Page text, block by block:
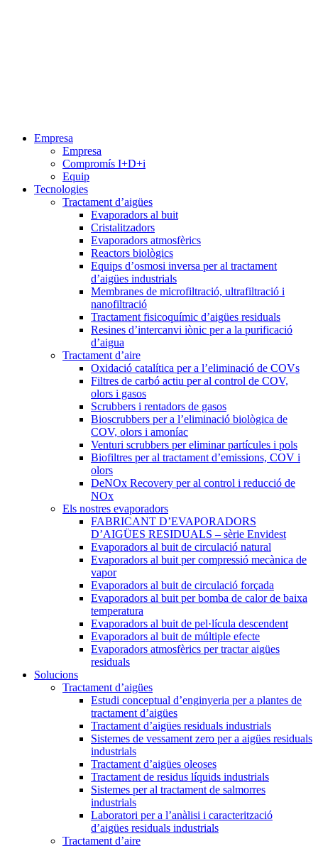
Empresa
Empresa
Compromís I+D+i
Equip
Tecnologies
Tractament d’aigües
Evaporadors al buit
Cristalitzadors
Evaporadors atmosfèrics
Reactors biològics
Equips d’osmosi inversa per al tractament
d’aigües industrials
Membranes de microfiltració, ultrafiltració i
nanofiltració
Tractament fisicoquímic d’aigües residuals
Resines d’intercanvi iònic per a la purificació
d’aigua
Tractament d’aire
Oxidació catalítica per a l’eliminació de COVs
Filtres de carbó actiu per al control de COV,
olors i gasos
Scrubbers i rentadors de gasos
Bioscrubbers per a l’eliminació biològica de
COV, olors i amoníac
Venturi scrubbers per eliminar partícules i pols
Biofiltres per al tractament d’emissions, COV i
olors
DeNOx Recovery per al control i reducció de
NOx
Els nostres evaporadors
FABRICANT D’EVAPORADORS
D’AIGÜES RESIDUALS – sèrie Envidest
Evaporadors al buit de circulació natural
Evaporadors al buit per compressió mecànica de
vapor
Evaporadors al buit de circulació forçada
Evaporadors al buit per bomba de calor de baixa
temperatura
Evaporadors al buit de pel·lícula descendent
Evaporadors al buit de múltiple efecte
Evaporadors atmosfèrics per tractar aigües
residuals
Solucions
Tractament d’aigües
Estudi conceptual d’enginyeria per a plantes de
tractament d’aigües
Tractament d’aigües residuals industrials
Sistemes de vessament zero per a aigües residuals
industrials
Tractament d’aigües oleoses
Tractament de residus líquids industrials
Sistemes per al tractament de salmorres
industrials
Laboratori per a l’anàlisi i caracterització
d’aigües residuals industrials
Tractament d’aire